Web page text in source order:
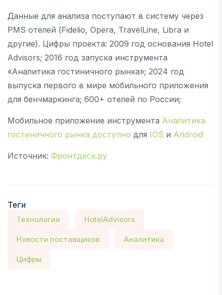
Данные для анализа поступают в систему через
PMS отелей (Fidelio, Opera, TravelLine, Libra и
другие). Цифры проекта: 2009 год основания Hotel
Advisors; 2016 год запуска инструмента
«Аналитика гостиничного рынка»; 2024 год
выпуска первого в мире мобильного приложения
для бенчмаркинга; 600+ отелей по России;
Мобильное приложение инструмента Аналитика
гостиничного рынка доступно для IOS и Android
Источник: Фронтдеск.ру
Теги
Технологии HotelAdvisors
Новости поставщиков Аналитика
Цифры